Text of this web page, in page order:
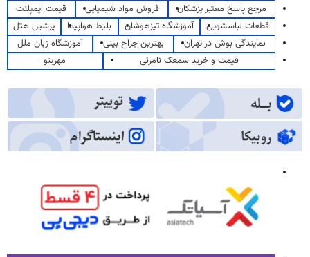
مرجع پاسخ معتبر پزشکان
فروش مواد شیمیایی
قیمت ایمپلنت
قطعات لباسشویی
آموزشگاه تیزهوشان بلیط هواپیما
پرشین هتل
نمایندگی بوش در تهران
بهترین جراح بینی
آموزشگاه زبان ملل
قیمت و خرید سمعک نامرئی
مهرینو